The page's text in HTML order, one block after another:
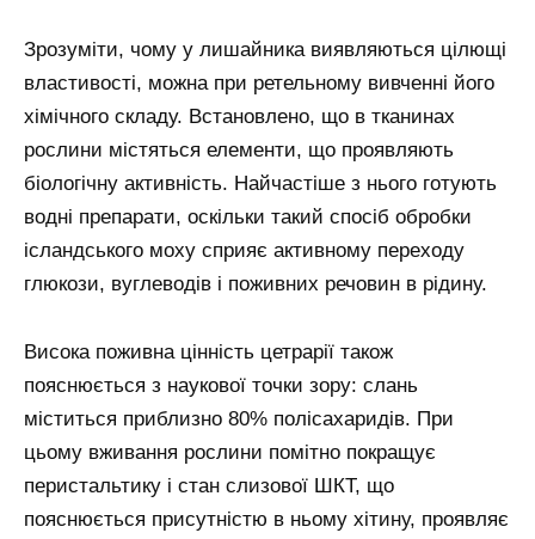
Зрозуміти, чому у лишайника виявляються цілющі
властивості, можна при ретельному вивченні його
хімічного складу. Встановлено, що в тканинах
рослини містяться елементи, що проявляють
біологічну активність. Найчастіше з нього готують
водні препарати, оскільки такий спосіб обробки
ісландського моху сприяє активному переходу
глюкози, вуглеводів і поживних речовин в рідину.
Висока поживна цінність цетрарії також
пояснюється з наукової точки зору: слань
міститься приблизно 80% полісахаридів. При
цьому вживання рослини помітно покращує
перистальтику і стан слизової ШКТ, що
пояснюється присутністю в ньому хітину, проявляє